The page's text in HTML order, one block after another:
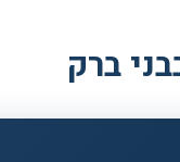
ברק